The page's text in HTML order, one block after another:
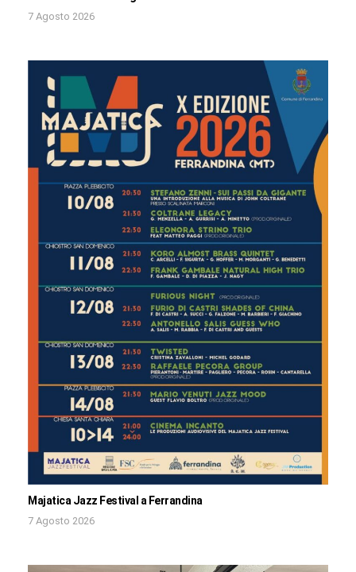
7 Agosto 2026
Majatica Jazz Festival a Ferrandina
7 Agosto 2026